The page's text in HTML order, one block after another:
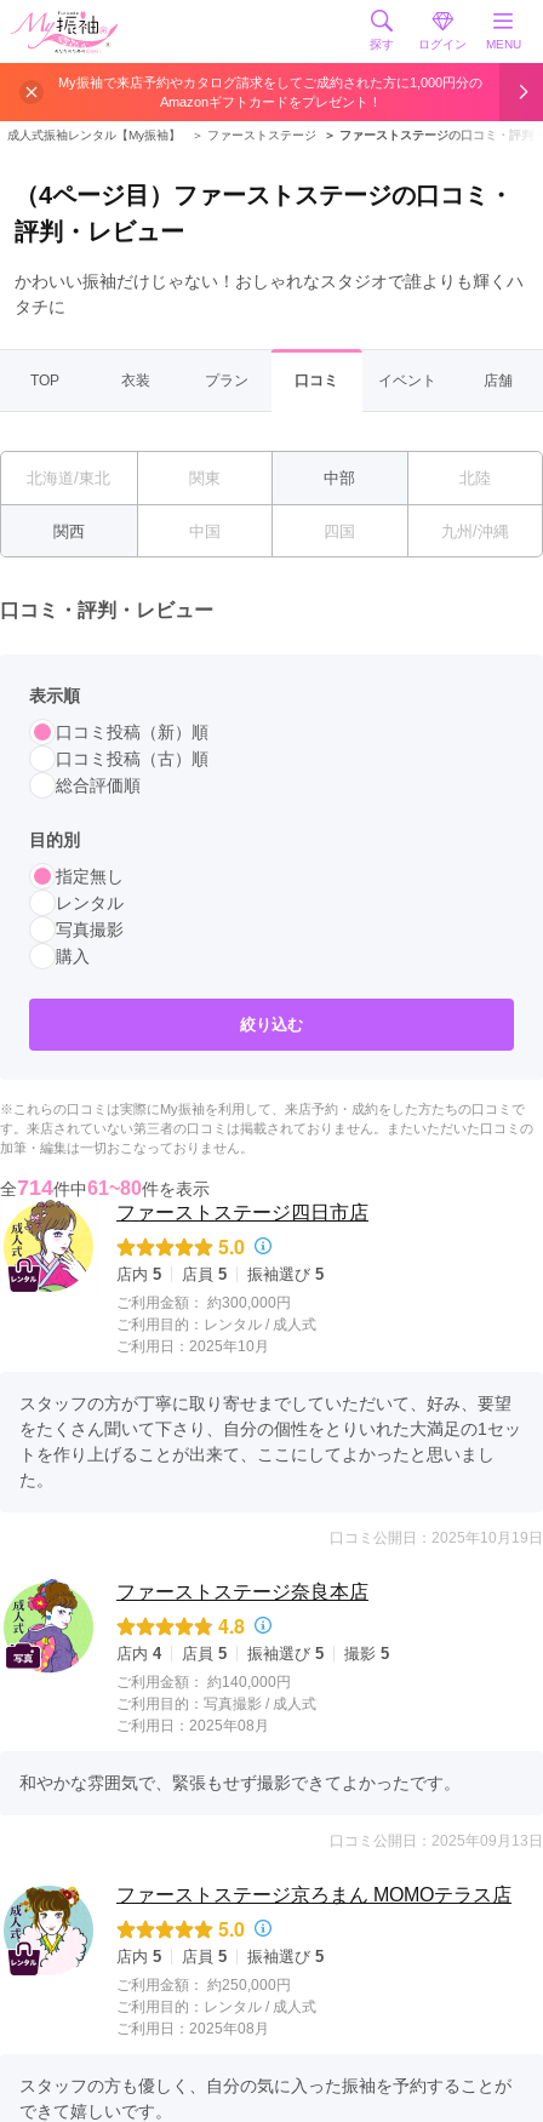
探す ログイン MENU
My振袖で来店予約やカタログ請求をしてご成約された方に1,000円分の
Amazonギフトカードをプレゼント！
成人式振袖レンタル【My振袖】 ＞ ファーストステージ ＞ ファーストステージの口コミ・評判
（4ページ目）ファーストステージの口コミ・
評判・レビュー
かわいい振袖だけじゃない！おしゃれなスタジオで誰よりも輝くハ
タチに
TOP 衣装 プラン 口コミ イベント 店舗
北海道/東北 関東 中部 北陸
関西 中国 四国 九州/沖縄
口コミ・評判・レビュー
表示順
口コミ投稿（新）順
口コミ投稿（古）順
総合評価順
目的別
指定無し
レンタル
写真撮影
購入
絞り込む
※これらの口コミは実際にMy振袖を利用して、来店予約・成約をした方たちの口コミで
す。来店されていない第三者の口コミは掲載されておりません。またいただいた口コミの
加筆・編集は一切おこなっておりません。
全714件中61~80件を表示
ファーストステージ四日市店
5.0
店内 5 店員 5 振袖選び 5
ご利用金額： 約300,000円
ご利用目的： レンタル / 成人式
ご利用日：2025年10月
スタッフの方が丁寧に取り寄せまでしていただいて、好み、要望
をたくさん聞いて下さり、自分の個性をとりいれた大満足の1セッ
トを作り上げることが出来て、ここにしてよかったと思いまし
た。
口コミ公開日：2025年10月19日
ファーストステージ奈良本店
4.8
店内 4 店員 5 振袖選び 5 撮影 5
ご利用金額： 約140,000円
ご利用目的： 写真撮影 / 成人式
ご利用日：2025年08月
和やかな雰囲気で、緊張もせず撮影できてよかったです。
口コミ公開日：2025年09月13日
ファーストステージ京ろまん MOMOテラス店
5.0
店内 5 店員 5 振袖選び 5
ご利用金額： 約250,000円
ご利用目的： レンタル / 成人式
ご利用日：2025年08月
スタッフの方も優しく、自分の気に入った振袖を予約することが
できて嬉しいです。